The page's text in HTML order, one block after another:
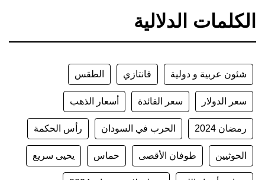
الكلمات الدلالية
شئون عربية و دولية فانتازي الطقس
سعر الدولار سعر الفائدة أسعار الذهب
رمضان 2024 الحرب في السودان رأس الحكمة
الحوثيين طوفان الأقصى حماس يحيى سريع